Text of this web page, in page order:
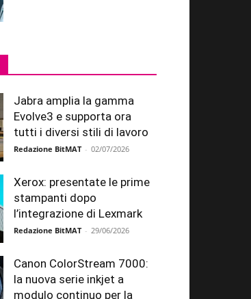
Jabra amplia la gamma
Evolve3 e supporta ora
tutti i diversi stili di lavoro
Redazione BitMAT - 02/07/2026
Xerox: presentate le prime
stampanti dopo
l’integrazione di Lexmark
Redazione BitMAT - 29/06/2026
Canon ColorStream 7000:
la nuova serie inkjet a
modulo continuo per la